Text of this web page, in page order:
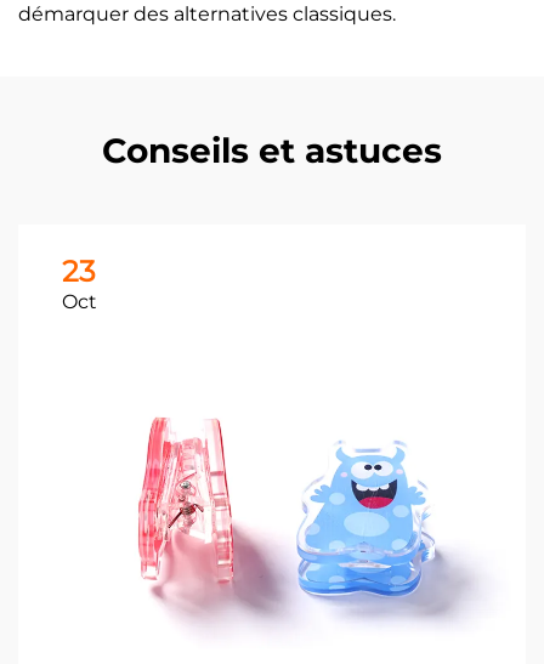
démarquer des alternatives classiques.
Conseils et astuces
23
Oct